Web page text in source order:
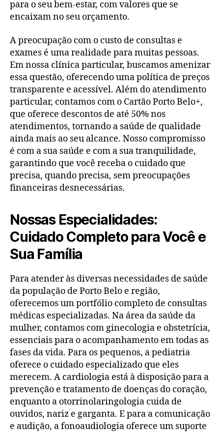
para o seu bem-estar, com valores que se
encaixam no seu orçamento.
A preocupação com o custo de consultas e
exames é uma realidade para muitas pessoas.
Em nossa clínica particular, buscamos amenizar
essa questão, oferecendo uma política de preços
transparente e acessível. Além do atendimento
particular, contamos com o Cartão Porto Belo+,
que oferece descontos de até 50% nos
atendimentos, tornando a saúde de qualidade
ainda mais ao seu alcance. Nosso compromisso
é com a sua saúde e com a sua tranquilidade,
garantindo que você receba o cuidado que
precisa, quando precisa, sem preocupações
financeiras desnecessárias.
Nossas Especialidades:
Cuidado Completo para Você e
Sua Família
Para atender às diversas necessidades de saúde
da população de Porto Belo e região,
oferecemos um portfólio completo de consultas
médicas especializadas. Na área da saúde da
mulher, contamos com ginecologia e obstetrícia,
essenciais para o acompanhamento em todas as
fases da vida. Para os pequenos, a pediatria
oferece o cuidado especializado que eles
merecem. A cardiologia está à disposição para a
prevenção e tratamento de doenças do coração,
enquanto a otorrinolaringologia cuida de
ouvidos, nariz e garganta. E para a comunicação
e audição, a fonoaudiologia oferece um suporte